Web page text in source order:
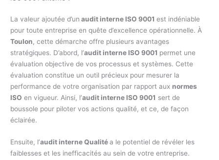
La valeur ajoutée d’un audit interne ISO 9001est indéniable
pour toute entreprise en quête d’excellence opérationnelle. À
Toulon, cette démarche offre plusieurs avantages
stratégiques. D’abord, l’audit interne ISO 9001 permet une
évaluation objective de vos processus et systèmes. Cette
évaluation constitue un outil précieux pour mesurer la
performance de votre organisation par rapport aux normes
ISO en vigueur. Ainsi, l’audit interne ISO 9001 sert de
boussole pour piloter vos actions qualité, et ce, de façon
éclairée.
Ensuite, l’audit interne Qualitéa le potentiel de révéler les
faiblesses et les inefficacités au sein de votre entreprise.